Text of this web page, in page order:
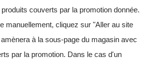
couverts par la promotion donnée.
manuellement, cliquez sur "Aller au site
à la sous-page du magasin avec
par la promotion. Dans le cas d'un